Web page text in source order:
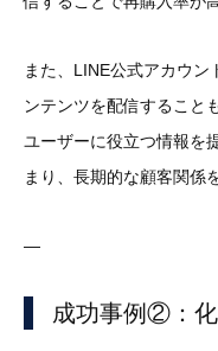
また、LINE公式アカウン
ンテンツを配信すること
ユーザーに役立つ情報を
まり、長期的な顧客関係
—
成功事例②：